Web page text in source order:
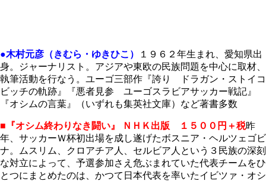
●木村元彦（きむら・ゆきひこ）
１９６２年生まれ、愛知県出
身。ジャーナリスト。アジアや東欧の民族問題を中心に取材、
執筆活動を行なう。ユーゴ三部作『誇り ドラガン・ストイコ
ビッチの軌跡』『悪者見参 ユーゴスラビアサッカー戦記』
『オシムの言葉』（いずれも集英社文庫）など著書多数
■『オシム終わりなき闘い』 ＮＨＫ出版 １５００円＋税昨
年、サッカーＷ杯初出場を成し遂げたボスニア・ヘルツェゴビ
ナ。ムスリム、クロアチア人、セルビア人という３民族の深刻
な対立によって、予選参加さえ危ぶまれていた代表チームをひ
とつにまとめたのは、かつて日本代表を率いたイビツァ・オシ